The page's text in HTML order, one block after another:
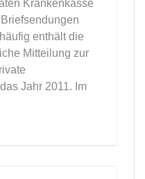
Krankenkasse
enthält die
Mitteilung zur
Jahr 2011. Im